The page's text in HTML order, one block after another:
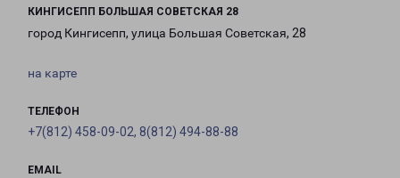
КИНГИСЕПП БОЛЬШАЯ СОВЕТСКАЯ 28
город Кингисепп, улица Большая Советская, 28
на карте
ТЕЛЕФОН
+7(812) 458-09-02, 8(812) 494-88-88
EMAIL